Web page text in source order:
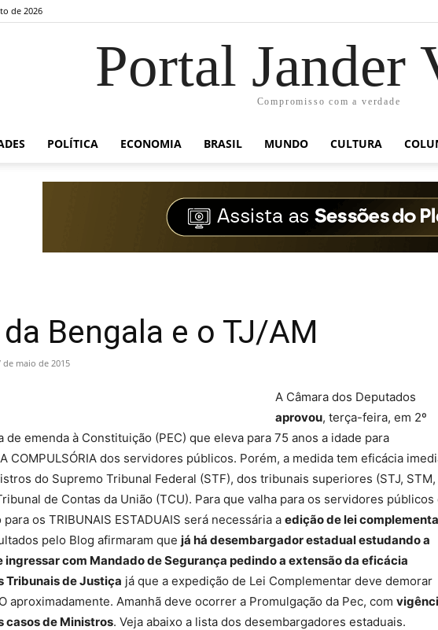
de 2026
Portal Jander
Compromisso com a verdade
POLÍTICA ECONOMIA BRASIL MUNDO CULTURA
da Bengala e o TJ/AM
de maio de 2015
A Câmara dos Deputados
aprovou, terça-feira, em 2º
de emenda à Constituição (PEC) que eleva para 75 anos a idade para
COMPULSÓRIA dos servidores públicos. Porém, a medida tem eficácia
do Supremo Tribunal Federal (STF), dos tribunais superiores (STJ, STM,
de Contas da União (TCU). Para que valha para os servidores públicos
os TRIBUNAIS ESTADUAIS será necessária a edição de lei
pelo Blog afirmaram que já há desembargador estadual estudando a
ingressar com Mandado de Segurança pedindo a extensão da eficácia
Tribunais de Justiça já que a expedição de Lei Complementar deve demorar
aproximadamente. Amanhã deve ocorrer a Promulgação da Pec, com
casos de Ministros. Veja abaixo a lista dos desembargadores estaduais.